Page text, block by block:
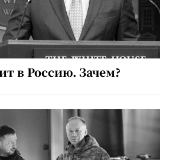
в Россию. Зачем?